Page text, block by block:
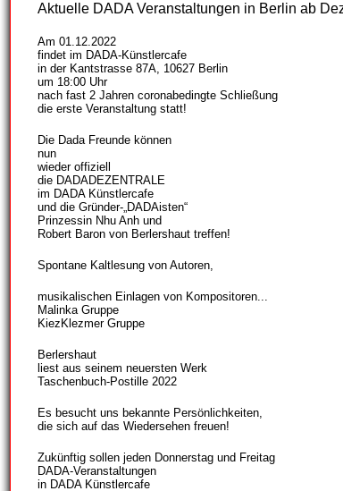
Aktuelle DADA Veranstaltungen in Berlin ab
Am 01.12.2022
findet im DADA-Künstlercafe
in der Kantstrasse 87A, 10627 Berlin
um 18:00 Uhr
nach fast 2 Jahren coronabedingte Schließung
die erste Veranstaltung statt!
Die Dada Freunde können
nun
wieder offiziell
die DADADEZENTRALE
im DADA Künstlercafe
und die Gründer-„DADAisten“
Prinzessin Nhu Anh und
Robert Baron von Berlershaut treffen!
Spontane Kaltlesung von Autoren,
musikalischen Einlagen von Kompositoren...
Malinka Gruppe
KiezKlezmer Gruppe
Berlershaut
liest aus seinem neuersten Werk
Taschenbuch-Postille 2022
Es besucht uns bekannte Persönlichkeiten,
die sich auf das Wiedersehen freuen!
Zukünftig sollen jeden Donnerstag und Freitag
DADA-Veranstaltungen
in DADA Künstlercafe